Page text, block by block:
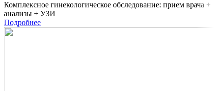
Комплексное гинекологическое обследование: прием врача +
анализы + УЗИ
Подробнее